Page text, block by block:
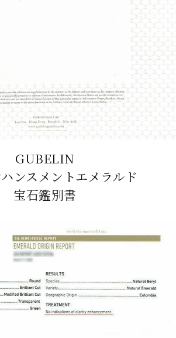
GUBELIN
ンスメントエメラルド
宝石鑑別書